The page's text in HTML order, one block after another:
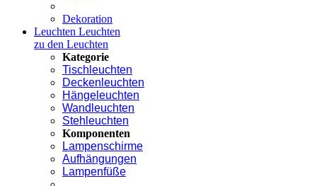
Dekoration
Leuchten Leuchten
zu den Leuchten
Kategorie
Tischleuchten
Deckenleuchten
Hängeleuchten
Wandleuchten
Stehleuchten
Komponenten
Lampenschirme
Aufhängungen
Lampenfüße